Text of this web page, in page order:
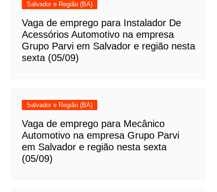
Salvador e Região (BA)
Vaga de emprego para Instalador De
Acessórios Automotivo na empresa
Grupo Parvi em Salvador e região nesta
sexta (05/09)
Salvador e Região (BA)
Vaga de emprego para Mecânico
Automotivo na empresa Grupo Parvi
em Salvador e região nesta sexta
(05/09)